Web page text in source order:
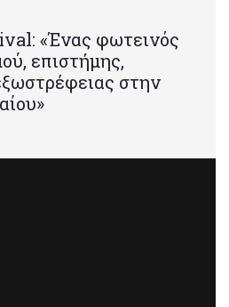
«Ένας φωτεινός
επιστήμης,
στην